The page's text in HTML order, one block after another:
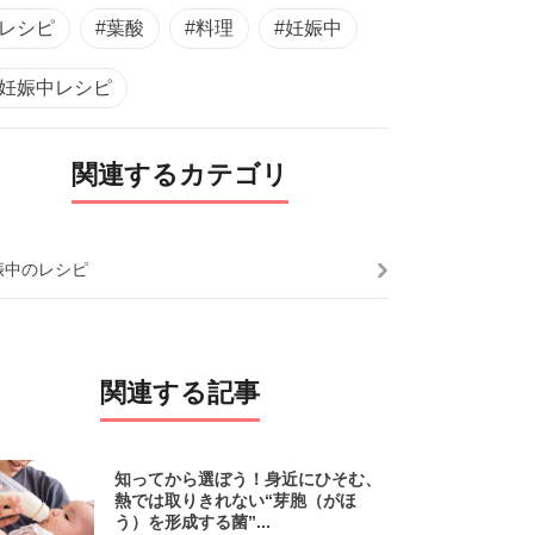
シピ #葉酸 #料理 #妊娠中
娠中レシピ
関連するカテゴリ
中のレシピ
関連する記事
知ってから選ぼう！身近にひそむ、
熱では取りきれない“芽胞（がほ
う）を形成する菌”...